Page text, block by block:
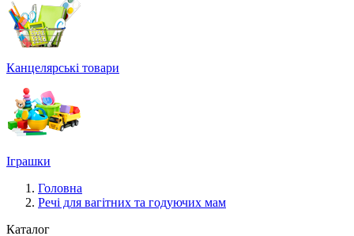
Канцелярські товари
Іграшки
Головна
Речі для вагітних та годуючих мам
Каталог